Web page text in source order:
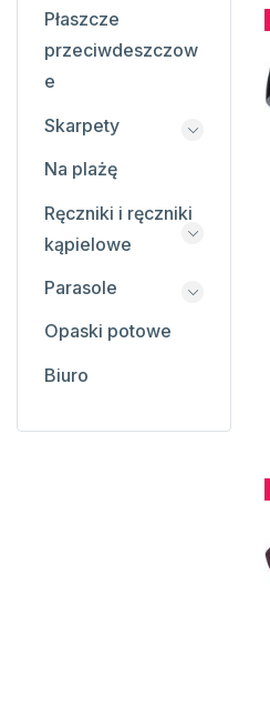
Płaszcze
przeciwdeszczow
e
Skarpety
Na plażę
Ręczniki i ręczniki
kąpielowe
Parasole
Opaski potowe
Biuro